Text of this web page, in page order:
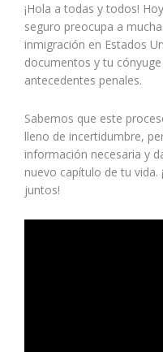
¡Hola a todas y todos!
seguro preocupa a
inmigración en Estados
documentos y tu
antecedentes penales.
Sabemos que este
lleno de incertidumbre,
información necesaria y
nuevo capítulo de tu vida.
juntos!